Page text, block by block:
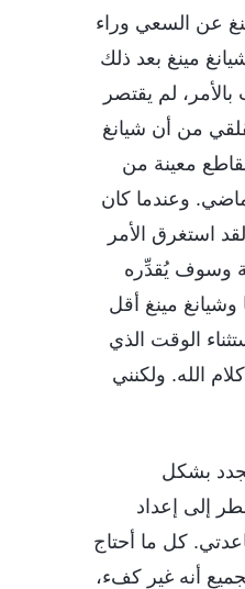
عن السعي وراء
مينغ بعد ذلك
لم يقتصر
من أن شيانغ
معينة من
وعندما كان
استغرق الأمر
وسوف يُقدِّره
مينغ أقل
الوقت الذي
الله. ولكنني
بشكل
إلى إعداد
كل ما أحتاج
أنه غير كفء،